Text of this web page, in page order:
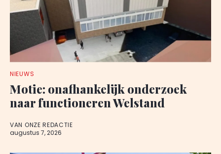
NIEUWS
Motie: onafhankelijk onderzoek
naar functioneren Welstand
VAN ONZE REDACTIE
augustus 7, 2026